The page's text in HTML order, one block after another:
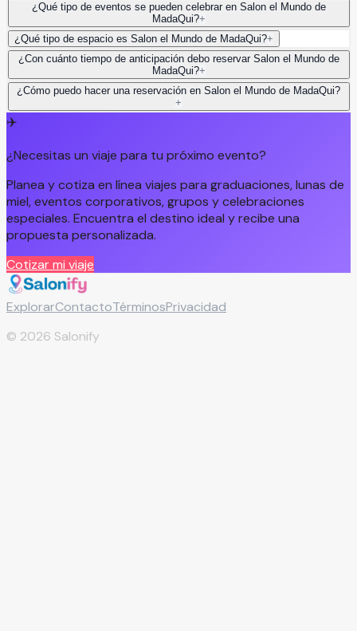
¿Qué tipo de eventos se pueden celebrar en Salon el Mundo de
MadaQui?+
¿Qué tipo de espacio es Salon el Mundo de MadaQui?+
¿Con cuánto tiempo de anticipación debo reservar Salon el Mundo de
MadaQui?+
¿Cómo puedo hacer una reservación en Salon el Mundo de MadaQui?
+
✈️
¿Necesitas un viaje para tu próximo evento?
Planea y cotiza en línea viajes para graduaciones, lunas de
miel, eventos corporativos, grupos y celebraciones
especiales. Encuentra el destino ideal y recibe una
propuesta personalizada.
Cotizar mi viaje
ExplorarContactoTérminosPrivacidad
© 2026 Salonify